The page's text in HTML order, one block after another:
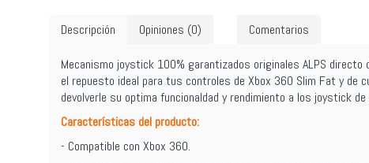
Descripción Opiniones (0) Comentarios
Mecanismo joystick 100% garantizados originales ALPS
el repuesto ideal para tus controles de Xbox 360 Slim Fat y de
devolverle su optima funcionaldad y rendimiento a los joystick
Características del producto:
- Compatible con Xbox 360.